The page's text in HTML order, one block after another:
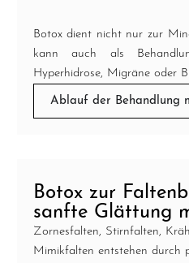
Botox dient nicht nur zur
kann auch als
Hyperhidrose, Migräne oder
Ablauf der Behandlung
Botox zur
sanfte Glättung
Zornesfalten, Stirnfalten,
Mimikfalten entstehen durch